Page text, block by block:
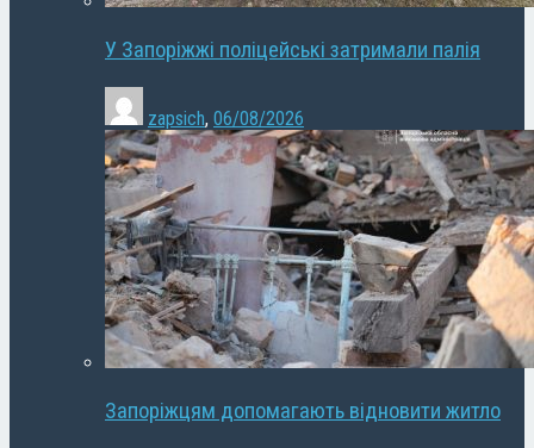
У Запоріжжі поліцейські затримали палія
zapsich, 06/08/2026
Запоріжцям допомагають відновити житло